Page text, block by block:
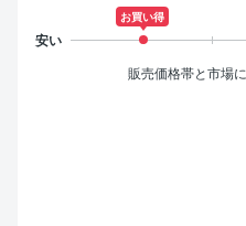
お買い得
販売価格帯と市場